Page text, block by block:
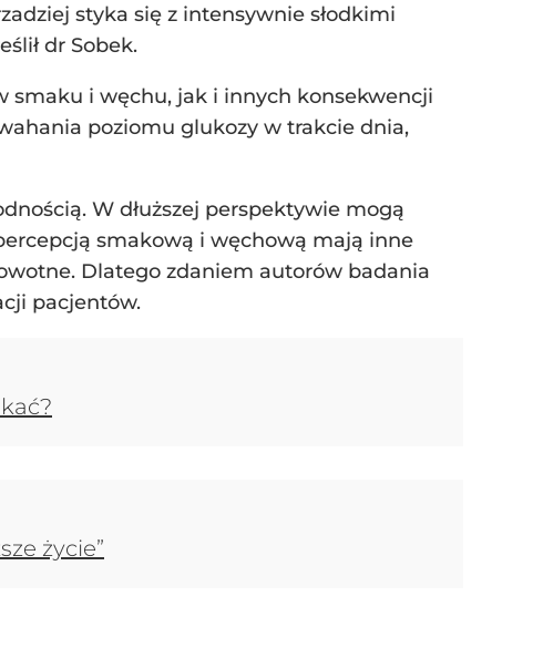
styka się z intensywnie słodkimi
dr Sobek.
smaku i węchu, jak i innych konsekwencji
poziomu glukozy w trakcie dnia,
W dłuższej perspektywie mogą
smakową i węchową mają inne
Dlatego zdaniem autorów badania
pacjentów.
życie”